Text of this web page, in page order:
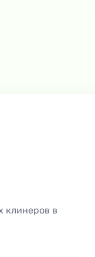
клинеров в